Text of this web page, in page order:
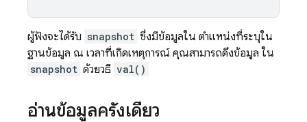
ผู้ฟังจะได้รับ snapshot ซึ่งมีข้อมูลใน ตำแหน่งที่ระบุใน
ฐานข้อมูล ณ เวลาที่เกิดเหตุการณ์ คุณสามารถดึงข้อมูล ใน
snapshot ด้วยวิธี val()
อ่านข้อมูลครั้งเดียว